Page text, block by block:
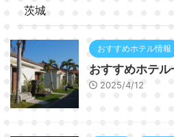
茨城
おすすめホテル情報
おすすめホテ
2025/4/12